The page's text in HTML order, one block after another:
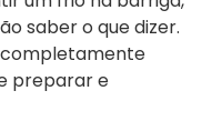
saber o que dizer.
completamente
preparar e